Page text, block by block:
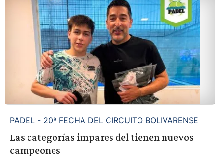
PADEL - 20ª FECHA DEL CIRCUITO BOLIVARENSE
Las categorías impares del tienen nuevos
campeones